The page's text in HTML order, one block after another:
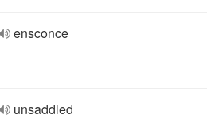
ensconce
unsaddled